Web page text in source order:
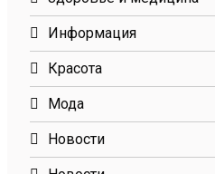
Информация
Красота
Мода
Новости